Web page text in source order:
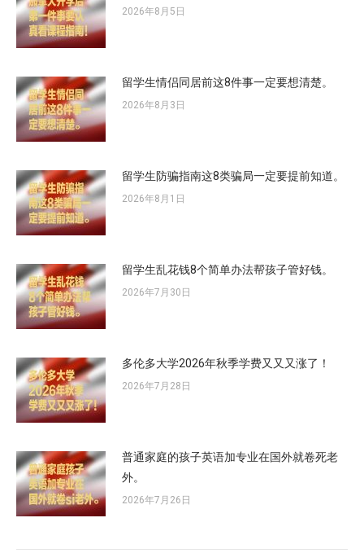
2026年8月5日
留学生情侣同居前这8件事一定要想清楚。
2026年8月3日
留学生防骗指南这8类骗局一定要提前知道。
2026年8月1日
留学生乱花钱8个简单办法帮孩子管好钱。
2026年7月30日
多伦多大学2026年秋季学费又又又涨了！
2026年7月28日
普通家庭的孩子英语加专业在国外就卷死老
外。
2026年7月26日